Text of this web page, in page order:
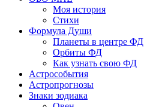
Моя история
Стихи
Формула Души
Планеты в центре ФД
Орбиты ФД
Как узнать свою ФД
Астрособытия
Астропрогнозы
Знаки зодиака